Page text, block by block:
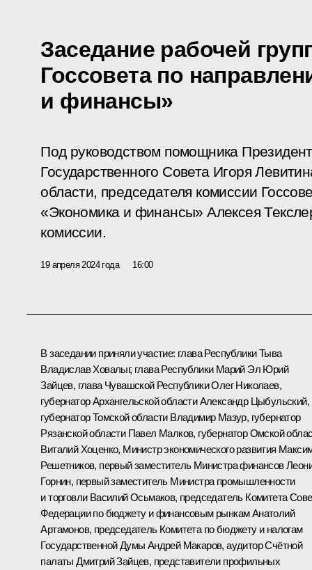
Заседание рабочей
Госсовета по
и финансы»
Под руководством помощника
Государственного Совета Игоря
области, председателя комиссии
«Экономика и финансы» Алексея
комиссии.
19 апреля 2024 года 16:00
В заседании приняли участие: глава Республики Тыва
Владислав Ховалыг, глава Республики Марий Эл Юрий
Зайцев, глава Чувашской РеспубликиОлег Николаев,
губернатор Архангельской областиАлександр Цыбульский,
губернатор Томской области Владимир Мазур, губернатор
Рязанской области Павел Малков, губернатор Омской
Виталий Хоценко, Министр экономического развития
Решетников, первый заместитель Министра финансов
Горнин, первый заместитель Министра промышленности
и торговли Василий Осьмаков, председатель Комитета
Федерации по бюджету и финансовым рынкам Анатолий
Артамонов, председатель Комитета по бюджету и налогам
Государственной Думы Андрей Макаров, аудитор Счётной
палаты Дмитрий Зайцев, представители профильных